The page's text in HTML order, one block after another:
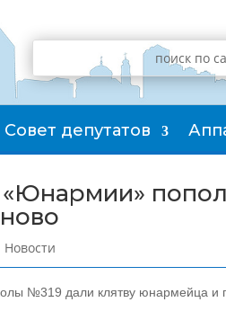
Совет депутатов
Новости
№319 дали клятву юнармейца и